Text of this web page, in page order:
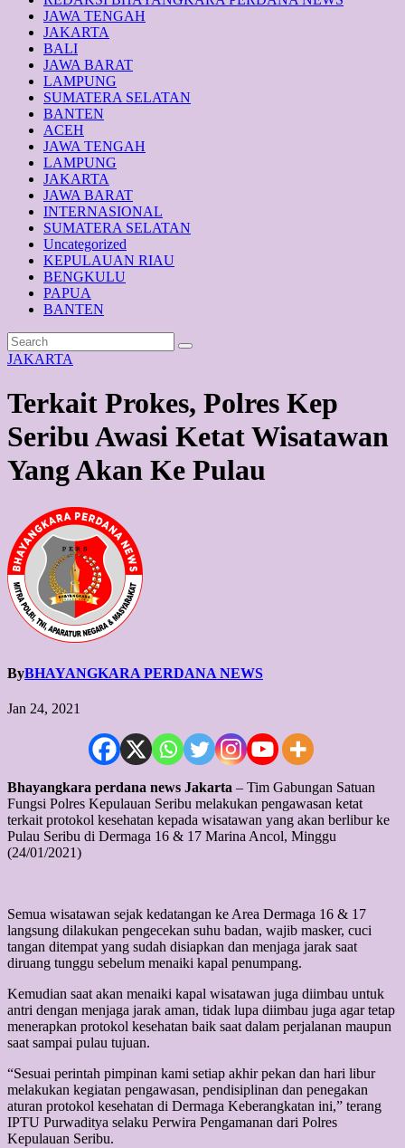
JAWA TENGAH
JAKARTA
BALI
JAWA BARAT
LAMPUNG
SUMATERA SELATAN
BANTEN
ACEH
JAWA TENGAH
LAMPUNG
JAKARTA
JAWA BARAT
INTERNASIONAL
SUMATERA SELATAN
Uncategorized
KEPULAUAN RIAU
BENGKULU
PAPUA
BANTEN
JAKARTA
Terkait Prokes, Polres Kep
Seribu Awasi Ketat Wisatawan
Yang Akan Ke Pulau
ByBHAYANGKARA PERDANA NEWS
Jan 24, 2021
Bhayangkara perdana news Jakarta – Tim Gabungan Satuan
Fungsi Polres Kepulauan Seribu melakukan pengawasan ketat
terkait protokol kesehatan kepada wisatawan yang akan berlibur ke
Pulau Seribu di Dermaga 16 & 17 Marina Ancol, Minggu
(24/01/2021)
Semua wisatawan sejak kedatangan ke Area Dermaga 16 & 17
langsung dilakukan pengecekan suhu badan, wajib masker, cuci
tangan ditempat yang sudah disiapkan dan menjaga jarak saat
diruang tunggu sebelum menaiki kapal penumpang.
Kemudian saat akan menaiki kapal wisatawan juga diimbau untuk
antri dengan menjaga jarak aman, tidak lupa diimbau juga agar tetap
menerapkan protokol kesehatan baik saat dalam perjalanan maupun
saat sampai pulau tujuan.
“Sesuai perintah pimpinan kami setiap akhir pekan dan hari libur
melakukan kegiatan pengawasan, pendisiplinan dan penegakan
aturan protokol kesehatan di Dermaga Keberangkatan ini,” terang
IPTU Purwaditya selaku Perwira Pengamanan dari Polres
Kepulauan Seribu.